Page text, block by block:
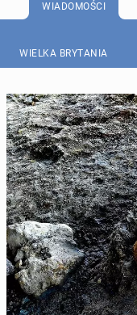
WIADOMOŚCI
WIELKA BRYTANIA